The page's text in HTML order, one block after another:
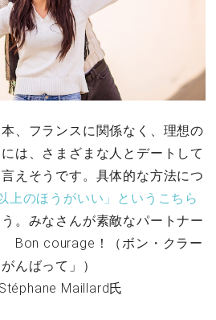
、フランスに関係なく、理想の
は、さまざまな人とデートして
えそうです。具体的な方法につ
上のほうがいい」というこちら
。みなさんが素敵なパートナー
Bon courage！（ボン・クラー
んばって」）
Maillard氏